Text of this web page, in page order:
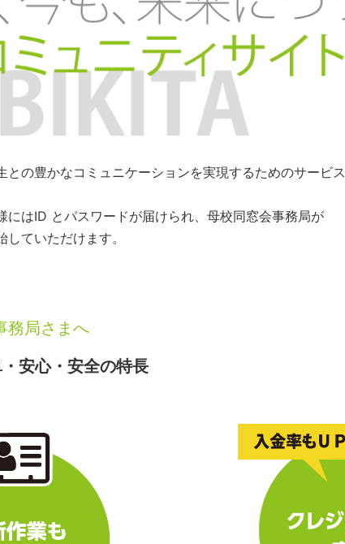
の豊かなコミュニケーションを実現するためのサービス
はID とパスワードが届けられ、母校同窓会事務局が
ていただけます。
務局さまへ
安心・安全の特長